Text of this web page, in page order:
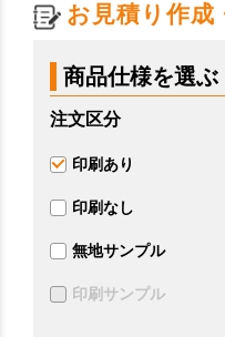
お見積り作成
商品仕様を選ぶ
注文区分
印刷あり
印刷なし
無地サンプル
印刷サンプル